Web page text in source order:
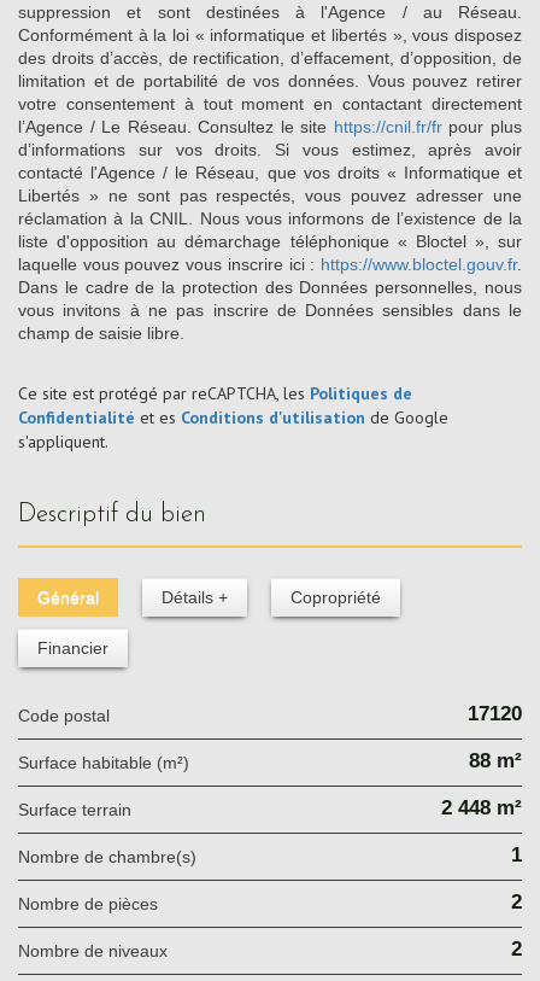
suppression et sont destinées à l'Agence / au Réseau.
Conformément à la loi « informatique et libertés », vous disposez
des droits d’accès, de rectification, d’effacement, d’opposition, de
limitation et de portabilité de vos données. Vous pouvez retirer
votre consentement à tout moment en contactant directement
l’Agence / Le Réseau. Consultez le site https://cnil.fr/frpour plus
d’informations sur vos droits. Si vous estimez, après avoir
contacté l'Agence / le Réseau, que vos droits « Informatique et
Libertés » ne sont pas respectés, vous pouvez adresser une
réclamation à la CNIL. Nous vous informons de l’existence de la
liste d'opposition au démarchage téléphonique « Bloctel », sur
laquelle vous pouvez vous inscrire ici : https://www.bloctel.gouv.fr.
Dans le cadre de la protection des Données personnelles, nous
vous invitons à ne pas inscrire de Données sensibles dans le
champ de saisie libre.
Ce site est protégé par reCAPTCHA, les Politiques de
Confidentialité et es Conditions d'utilisation de Google
s'appliquent.
descriptif du bien
Général Détails + Copropriété
Financier
Code postal 17120
Surface habitable (m²) 88 m²
surface terrain 2 448 m²
Nombre de chambre(s) 1
Nombre de pièces 2
Nombre de niveaux 2